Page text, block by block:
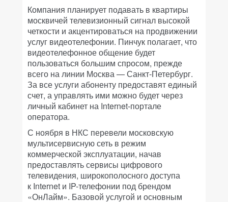
Компания планирует подавать в квартиры
москвичей телевизионный сигнал высокой
четкости и акцентироваться на продвижении
услуг видеотелефонии. Пинчук полагает, что
видеотелефонное общение будет
пользоваться большим спросом, прежде
всего на линии Москва — Санкт-Петербург.
За все услуги абоненту предоставят единый
счет, а управлять ими можно будет через
личный кабинет на Internet-портале
оператора.
С ноября в НКС перевели московскую
мультисервисную сеть в режим
коммерческой эксплуатации, начав
предоставлять сервисы цифрового
телевидения, широкополосного доступа
к Internet и IP-телефонии под брендом
«ОнЛайм». Базовой услугой и основным